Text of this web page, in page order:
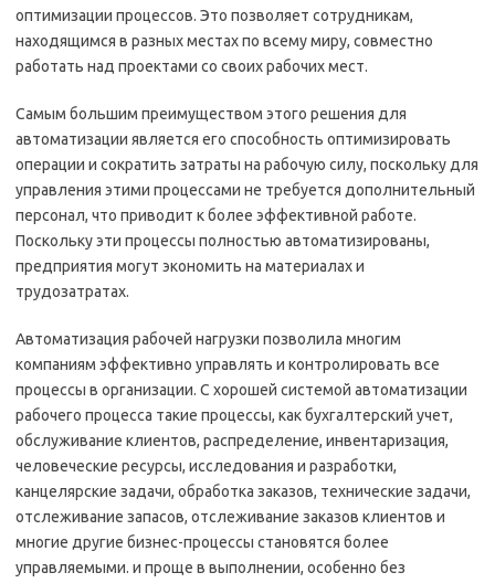
оптимизации процессов. Это позволяет сотрудникам,
находящимся в разных местах по всему миру, совместно
работать над проектами со своих рабочих мест.
Самым большим преимуществом этого решения для
автоматизации является его способность оптимизировать
операции и сократить затраты на рабочую силу, поскольку для
управления этими процессами не требуется дополнительный
персонал, что приводит к более эффективной работе.
Поскольку эти процессы полностью автоматизированы,
предприятия могут экономить на материалах и
трудозатратах.
Автоматизация рабочей нагрузки позволила многим
компаниям эффективно управлять и контролировать все
процессы в организации. С хорошей системой автоматизации
рабочего процесса такие процессы, как бухгалтерский учет,
обслуживание клиентов, распределение, инвентаризация,
человеческие ресурсы, исследования и разработки,
канцелярские задачи, обработка заказов, технические задачи,
отслеживание запасов, отслеживание заказов клиентов и
многие другие бизнес-процессы становятся более
управляемыми. и проще в выполнении, особенно без